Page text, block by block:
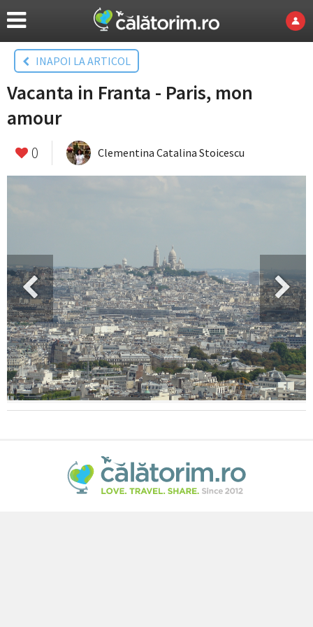
INAPOI LA ARTICOL
Vacanta in Franta - Paris, mon
amour
0 Clementina Catalina Stoicescu